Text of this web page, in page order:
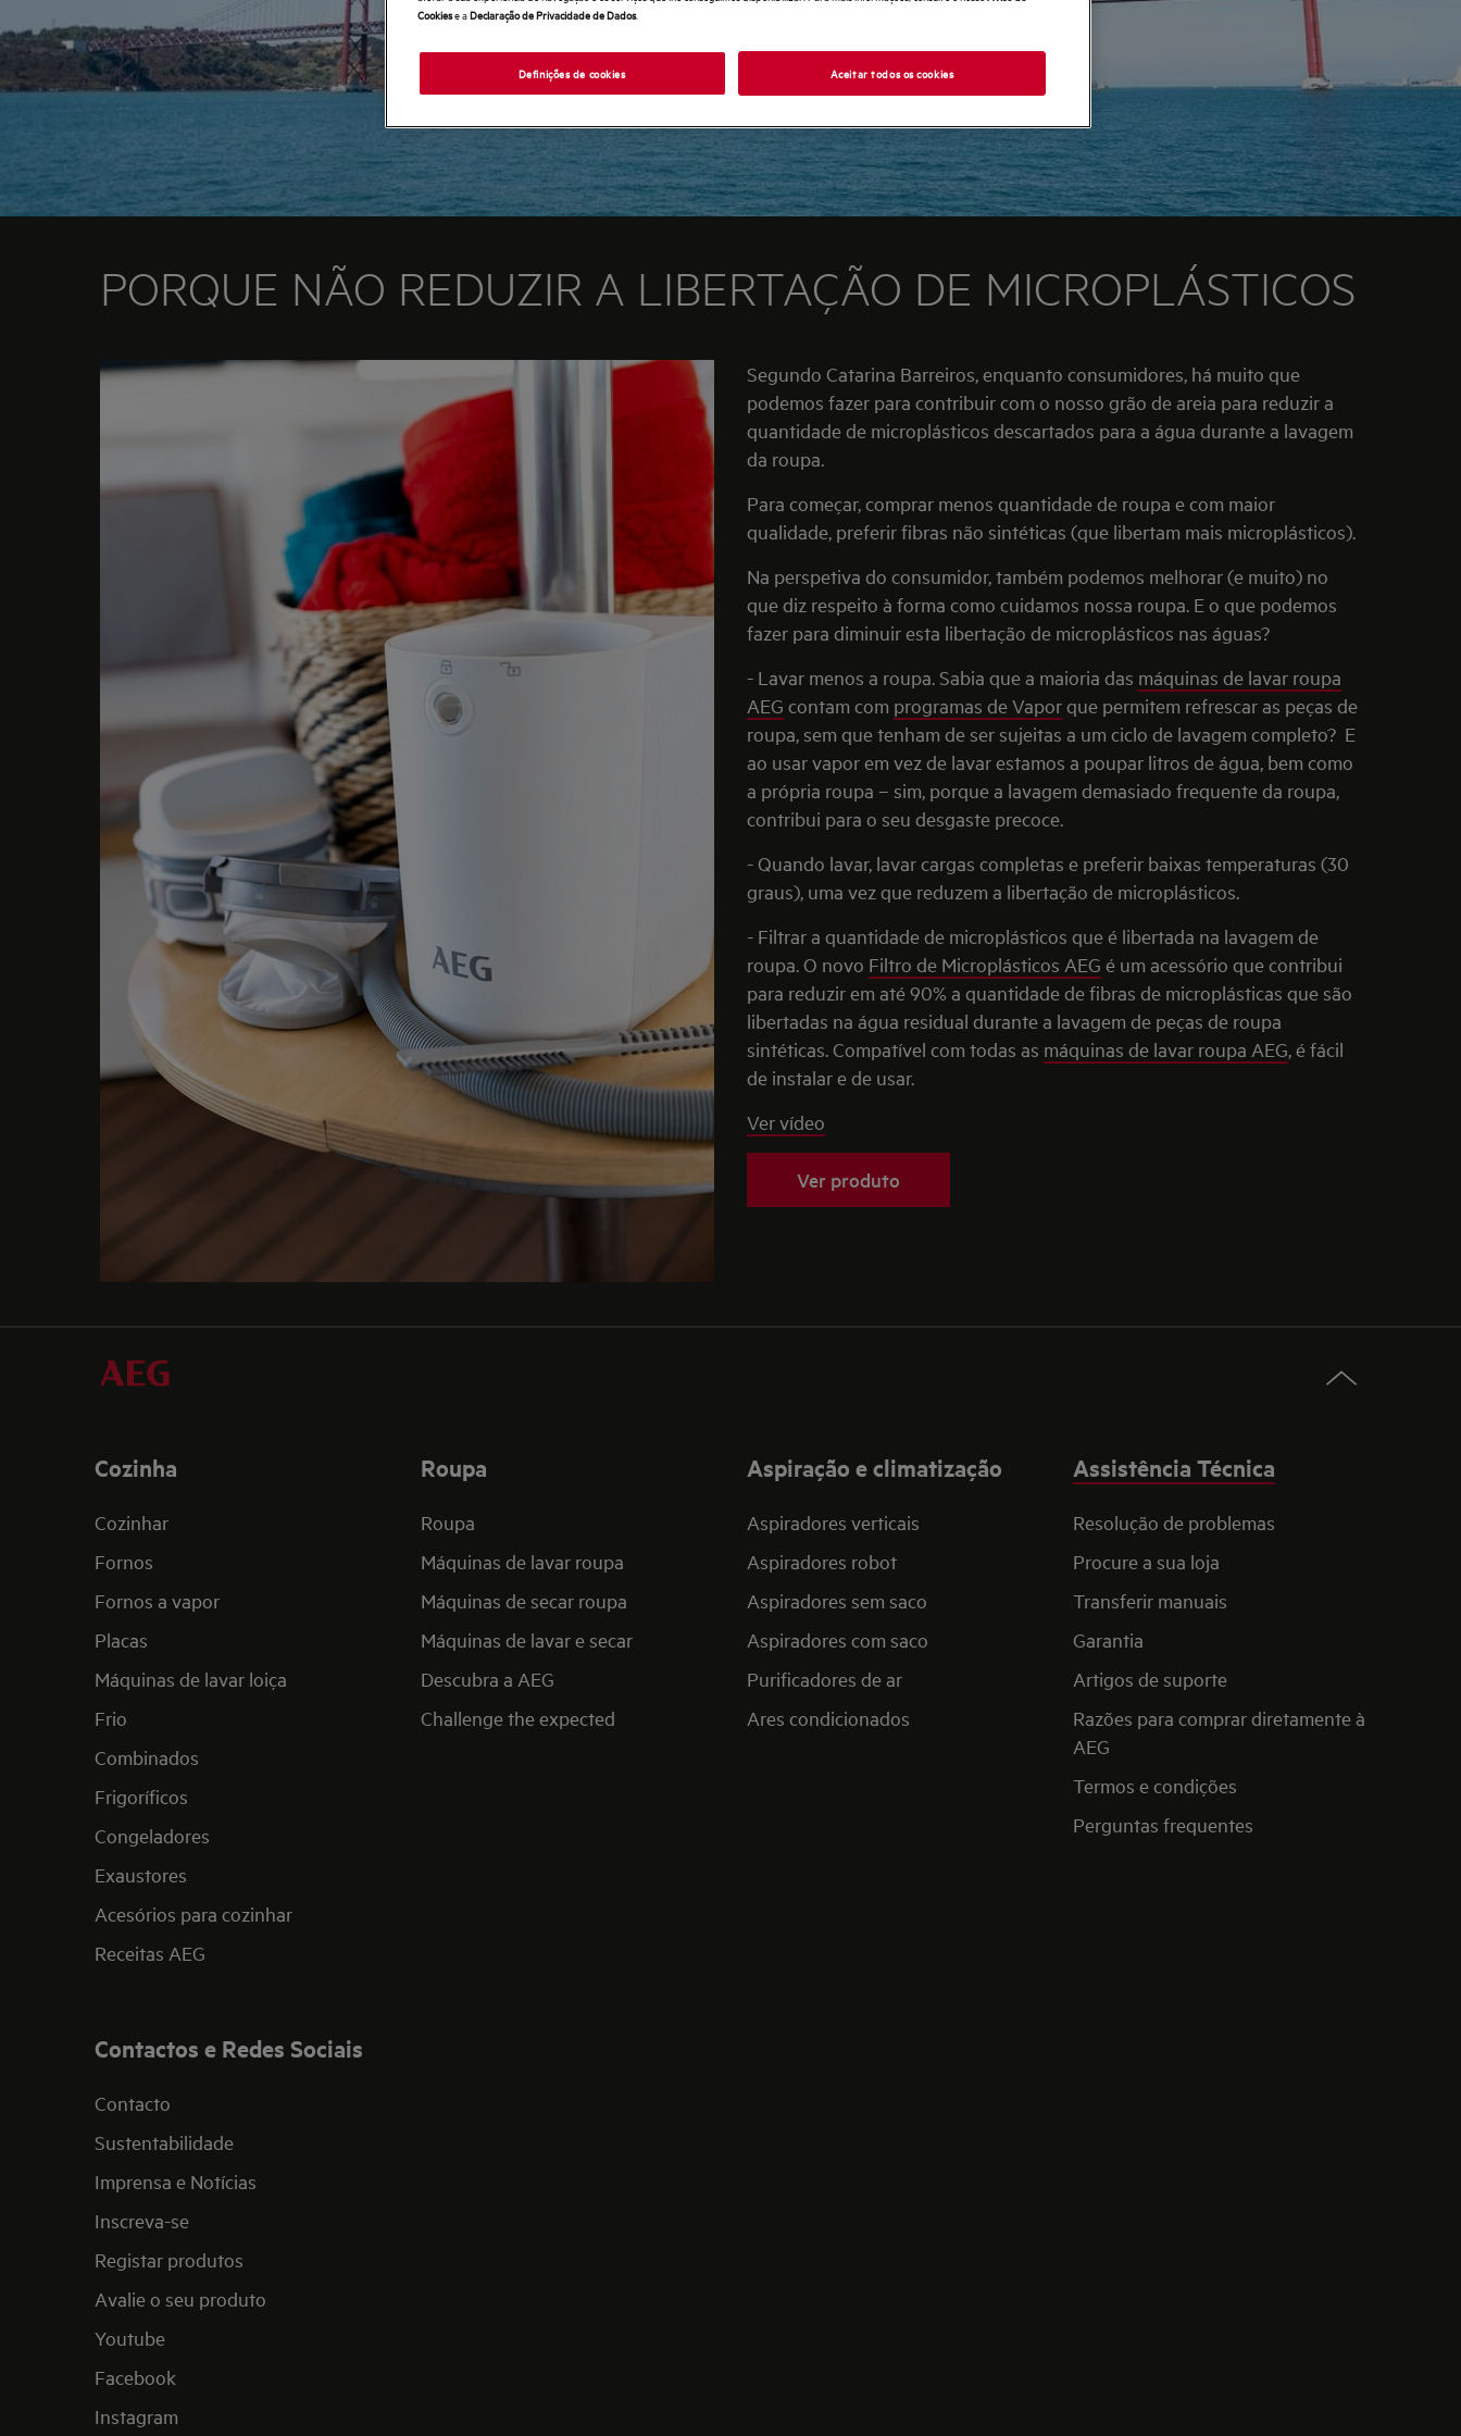
PORQUE NÃO REDUZIR A LIBERTAÇÃO DE MICROPLÁSTICOS
Segundo Catarina Barreiros, enquanto consumidores, há muito que
podemos fazer para contribuir com o nosso grão de areia para reduzir a
quantidade de microplásticos descartados para a água durante a lavagem
da roupa.
Para começar, comprar menos quantidade de roupa e com maior
qualidade, preferir fibras não sintéticas (que libertam mais microplásticos).
Na perspetiva do consumidor, também podemos melhorar (e muito) no
que diz respeito à forma como cuidamos nossa roupa. E o que podemos
fazer para diminuir esta libertação de microplásticos nas águas?
- Lavar menos a roupa. Sabia que a maioria das máquinas de lavar roupa
AEG contam com programas de Vaporque permitem refrescar as peças de
roupa, sem que tenham de ser sujeitas a um ciclo de lavagem completo? E
ao usar vapor em vez de lavar estamos a poupar litros de água, bem como
a própria roupa – sim, porque a lavagem demasiado frequente da roupa,
contribui para o seu desgaste precoce.
- Quando lavar, lavar cargas completas e preferir baixas temperaturas (30
graus), uma vez que reduzem a libertação de microplásticos.
- Filtrar a quantidade de microplásticos que é libertada na lavagem de
roupa. O novo Filtro de Microplásticos AEG é um acessório que contribui
para reduzir em até 90% a quantidade de fibras de microplásticas que são
libertadas na água residual durante a lavagem de peças de roupa
sintéticas. Compatível com todas as máquinas de lavar roupa AEG, é fácil
de instalar e de usar.
Ver vídeo
Ver produto
Cozinha
Cozinhar
Fornos
Fornos a vapor
Placas
Máquinas de lavar loiça
Frio
Combinados
Frigoríficos
Congeladores
Exaustores
Acesórios para cozinhar
Receitas AEG
Roupa
Roupa
Máquinas de lavar roupa
Máquinas de secar roupa
Máquinas de lavar e secar
Descubra a AEG
Challenge the expected
Aspiração e climatização
Aspiradores verticais
Aspiradores robot
Aspiradores sem saco
Aspiradores com saco
Purificadores de ar
Ares condicionados
Assistência Técnica
Resolução de problemas
Procure a sua loja
Transferir manuais
Garantia
Artigos de suporte
Razões para comprar diretamente à
AEG
Termos e condições
Perguntas frequentes
Contactos e Redes Sociais
Contacto
Sustentabilidade
Imprensa e Notícias
Inscreva-se
Registar produtos
Avalie o seu produto
Youtube
Facebook
Instagram
Cookiese aDeclaração de Privacidade de Dados.
Definições de cookies Aceitar todos os cookies